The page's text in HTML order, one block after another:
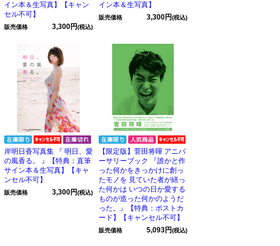
イン本＆生写真】【キャン
セル不可】
販売価格 3,300円(税込)
イン本＆生写真】
販売価格 3,300円(税込)
岸明日香写真集 『 明日、愛
の風香る。 』【特典：直筆
サイン本＆生写真】【キャ
ンセル不可】
販売価格 3,300円(税込)
【限定版】菅田将暉 アニバ
ーサリーブック 『誰かと作
った何かをきっかけに創っ
たモノを 見ていた者が繕っ
た何かは いつの日か愛する
ものが造った何かのようだ
った。』【特典：ポストカ
ード】【キャンセル不可】
販売価格 5,093円(税込)